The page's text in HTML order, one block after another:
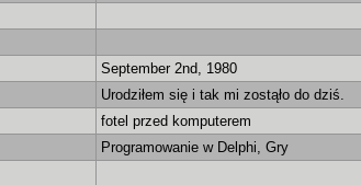
September 2nd, 1980
Urodziłem się i tak mi zostąło do dziś.
fotel przed komputerem
Programowanie w Delphi, Gry